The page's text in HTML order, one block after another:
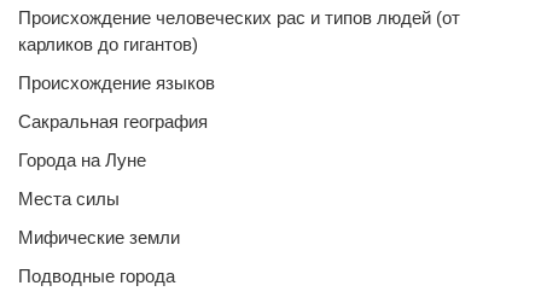
Происхождение человеческих рас и типов людей (от
карликов до гигантов)
Происхождение языков
Сакральная география
Города на Луне
Места силы
Мифические земли
Подводные города